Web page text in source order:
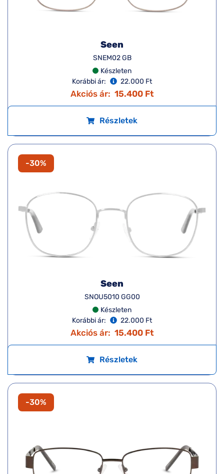
Seen
SNEM02 GB
Készleten
Korábbi ár:
22.000 Ft
Akciós ár: 15.400 Ft
Részletek
-30%
Seen
SNOU5010 GG00
Készleten
Korábbi ár:
22.000 Ft
Akciós ár: 15.400 Ft
Részletek
-30%